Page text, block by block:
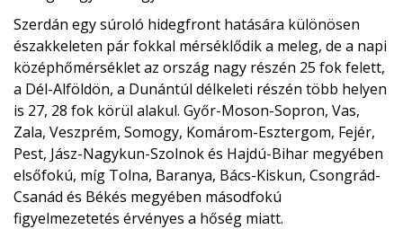
Szerdán egy súroló hidegfront hatására különösen
északkeleten pár fokkal mérséklődik a meleg, de a napi
középhőmérséklet az ország nagy részén 25 fok felett,
a Dél-Alföldön, a Dunántúl délkeleti részén több helyen
is 27, 28 fok körül alakul. Győr-Moson-Sopron, Vas,
Zala, Veszprém, Somogy, Komárom-Esztergom, Fejér,
Pest, Jász-Nagykun-Szolnok és Hajdú-Bihar megyében
elsőfokú, míg Tolna, Baranya, Bács-Kiskun, Csongrád-
Csanád és Békés megyében másodfokú
figyelmezetetés érvényes a hőség miatt.